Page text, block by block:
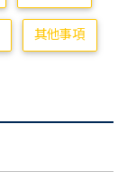
其他事項